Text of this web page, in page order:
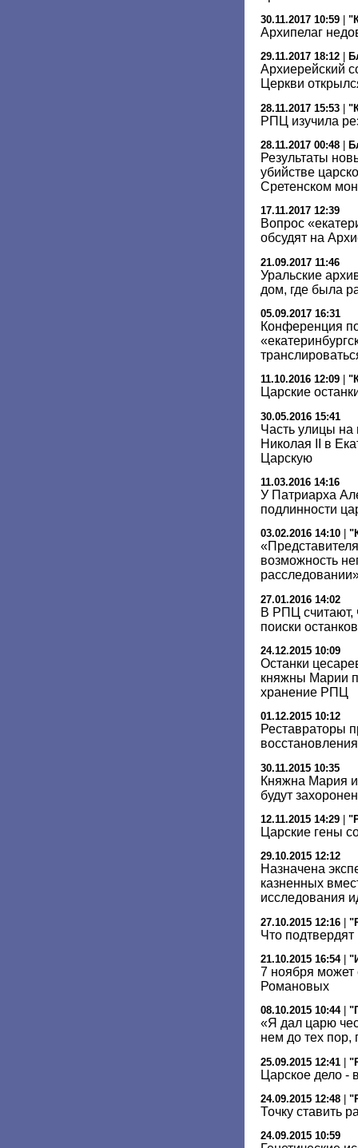
30.11.2017 10:59
Архипелаг
29.11.2017 18:12
Архиерейский
Церкви
28.11.2017 15:53 |
РПЦ изучила
28.11.2017 00:48
Результаты
убийстве
Сретенском
17.11.2017 12:39
Вопрос
обсудят на
21.09.2017 11:46
Уральские
дом, где была
05.09.2017 16:31
Конференция
11.10.2016 12:09
Царские
30.05.2016 15:41
Часть улицы на
Николая II в
Царскую
11.03.2016 14:16
У Патриарха
подлинности
03.02.2016 14:10
возможность
27.01.2016 14:02
В РПЦ считают,
поиски
24.12.2015 10:09
Останки
княжны Марии
хранение РПЦ
01.12.2015 10:12
Реставраторы
30.11.2015 10:35
Княжна Мария
будут
12.11.2015 14:29
Царские гены
29.10.2015 12:12
Назначена
казненных
исследования
27.10.2015 12:16 |
Что
21.10.2015 16:54|
7 ноября может
Романовых
08.10.2015 10:44|
«Я дал царю
нем до тех пор,
25.09.2015 12:41 |
Царское дело -
24.09.2015 12:48
Точку ставить
24.09.2015 10:59